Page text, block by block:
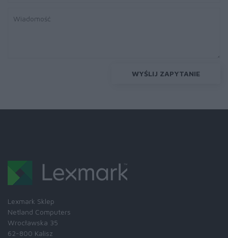
WYŚLIJ ZAPYTANIE
Lexmark Sklep
Netland Computers
Wrocławska 35
62-800 Kalisz